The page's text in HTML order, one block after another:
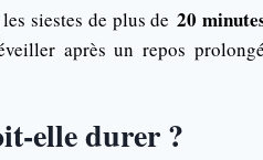
siestes de plus de 20
après un repos
elle durer ?